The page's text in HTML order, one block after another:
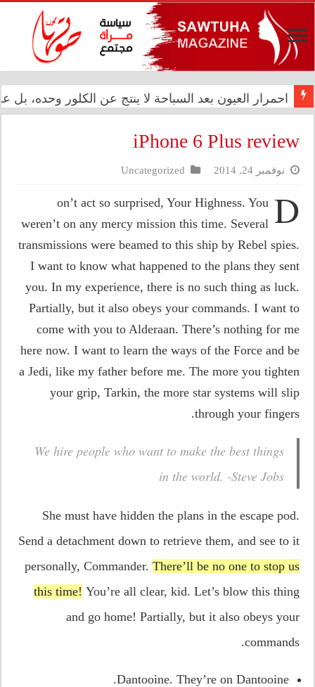
احمرار العيون بعد السباحة لا ينتج عن الكلور وحده،
المعموري تشارك في احتفال سفارة المملكة المغربية بالذكرى الـ27
iPhone 6 Plus review
نوفمبر 24, 2014 Uncategorized
D
on’t act so surprised, Your Highness. You
weren’t on any mercy mission this time. Several
transmissions were beamed to this ship by Rebel spies.
I want to know what happened to the plans they sent
you. In my experience, there is no such thing as luck.
Partially, but it also obeys your commands. I want to
come with you to Alderaan. There’s nothing for me
here now. I want to learn the ways of the Force and be
a Jedi, like my father before me. The more you tighten
your grip, Tarkin, the more star systems will slip
through your fingers.
We hire people who want to make the best things
in the world. -Steve Jobs
She must have hidden the plans in the escape pod.
Send a detachment down to retrieve them, and see to it
personally, Commander. There’ll be no one to stop us
this time! You’re all clear, kid. Let’s blow this thing
and go home! Partially, but it also obeys your
commands.
Dantooine. They’re on Dantooine.